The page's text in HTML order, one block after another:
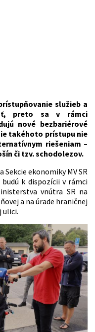
služieb a
preto sa v rámci
nové bezbariérové
takéhoto prístupu nie
riešeniam –
či tzv. schodolezov.
ekonomiky MV SR
k dispozícii v rámci
vnútra SR na
a na úrade hraničnej
ulici.